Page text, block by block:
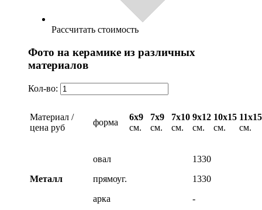
Рассчитать стоимость
Фото на керамике из различных
материалов
Кол-во:
Материал /
цена руб
форма
6х9
см.
7х9
см.
7х10
см.
9х12
см.
10х15
см.
11х15
см.
Металл
овал
прямоуг.
арка
1330
1330
-